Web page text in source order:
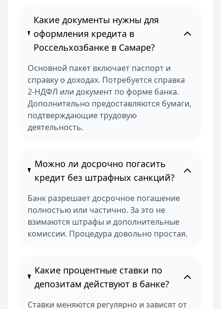
Какие документы нужны для
оформления кредита в
Россельхозбанке в Самаре?
Основной пакет включает паспорт и
справку о доходах. Потребуется справка
2-НДФЛ или документ по форме банка.
Дополнительно предоставляются бумаги,
подтверждающие трудовую
деятельность.
Можно ли досрочно погасить
кредит без штрафных санкций?
Банк разрешает досрочное погашение
полностью или частично. За это не
взимаются штрафы и дополнительные
комиссии. Процедура довольно простая.
Какие процентные ставки по
депозитам действуют в банке?
Ставки меняются регулярно и зависят от